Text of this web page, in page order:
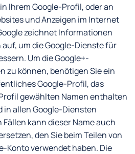
Ihrem Google-Profil, oder an
und Anzeigen im Internet
zeichnet Informationen
um die Google-Dienste für
Um die Google+-
zu können, benötigen Sie ein
Google-Profil, das
gewählten Namen enthalten
in allen Google-Diensten
kann dieser Name auch
den Sie beim Teilen von
Konto verwendet haben. Die